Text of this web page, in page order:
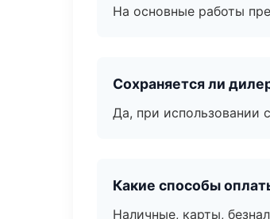
На основные работы
Сохраняется ли
Да, при использовании
Какие способы
Наличные, карты,